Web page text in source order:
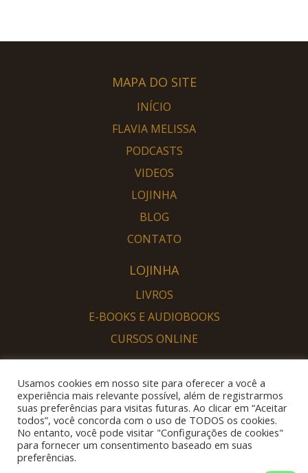
MAPA DO SITE
INÍCIO
FLAVIA MELISSA
PODCASTS
VIDEOS
LOJINHA
BLOG
CONTATO
LOJINHA
LIVROS
E-BOOKS E AUDIOBOOKS
CURSOS ONLINE
SOU DESPERTO
QUERO DESPERTAR
Usamos cookies em nosso site para oferecer a você a
experiência mais relevante possível, além de registrarmos
suas preferências para visitas futuras. Ao clicar em “Aceitar
todos”, você concorda com o uso de TODOS os cookies.
No entanto, você pode visitar "Configurações de cookies"
para fornecer um consentimento baseado em suas
preferências.